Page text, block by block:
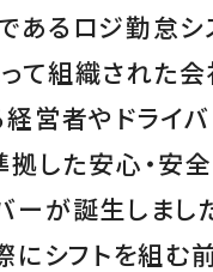
あるロジ勤怠シ
て組織された
経営者やドライ
拠した安心・安
が誕生しまし
際にシフトを組